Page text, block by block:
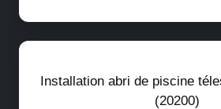
Installation abri de piscine
(20200)